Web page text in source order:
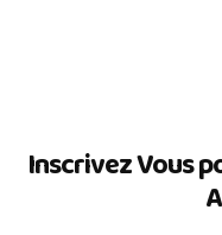
Inscrivez Vous